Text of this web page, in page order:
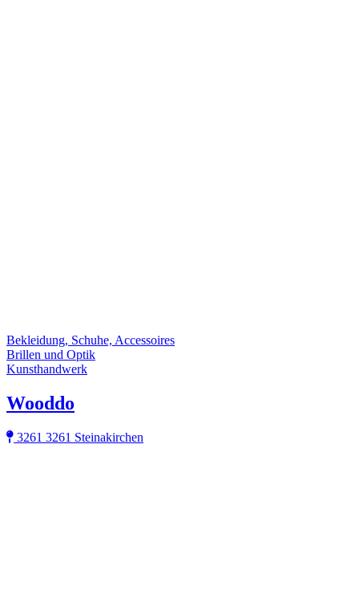
Bekleidung, Schuhe, Accessoires
Brillen und Optik
Kunsthandwerk
Wooddo
3261 3261 Steinakirchen